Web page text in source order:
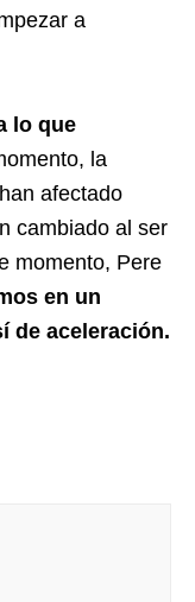
a
lo que
la
afectado
cambiado al ser
momento, Pere
en un
de aceleración.